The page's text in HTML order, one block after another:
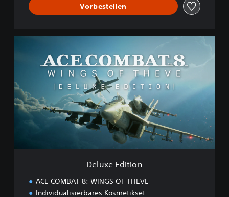
Vorbestellen
x
e
E
d
o
Deluxe Edition
ACE COMBAT 8: WINGS OF THEVE
Individualisierbares Kosmetikset